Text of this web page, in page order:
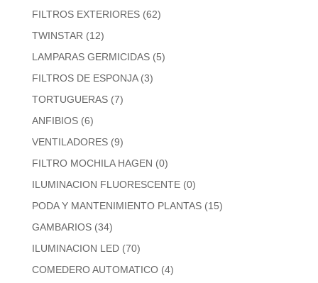
FILTROS EXTERIORES (62)
TWINSTAR (12)
LAMPARAS GERMICIDAS (5)
FILTROS DE ESPONJA (3)
TORTUGUERAS (7)
ANFIBIOS (6)
VENTILADORES (9)
FILTRO MOCHILA HAGEN (0)
ILUMINACION FLUORESCENTE (0)
PODA Y MANTENIMIENTO PLANTAS (15)
GAMBARIOS (34)
ILUMINACION LED (70)
COMEDERO AUTOMATICO (4)